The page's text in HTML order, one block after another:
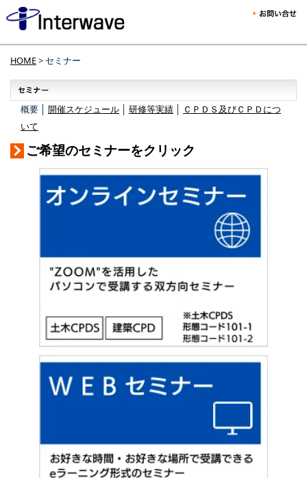
HOME> セミナー
概要 │ 開催スケジュール 研修等実績
ＣＰＤＳ及びＣＰＤにつ
いて
ご希望のセミナーをクリック